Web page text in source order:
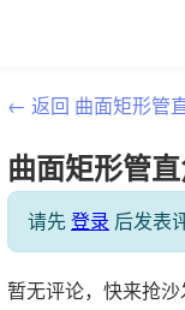
← 返回 曲面矩形管
曲面矩形管
请先登录 后发表
暂无评论，快来抢沙